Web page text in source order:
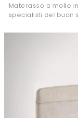
Materasso a molle
specialisti del buon